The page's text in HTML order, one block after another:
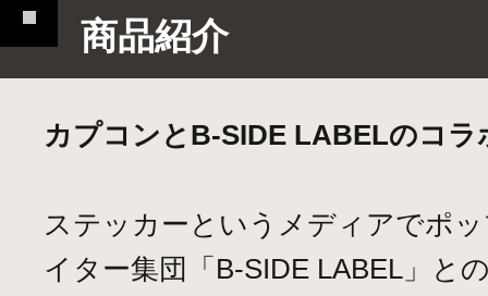
商品紹介
カプコンとB-SIDE LABELのコラ
ステッカーというメディアでポ
イター集団「B-SIDE LABEL」と